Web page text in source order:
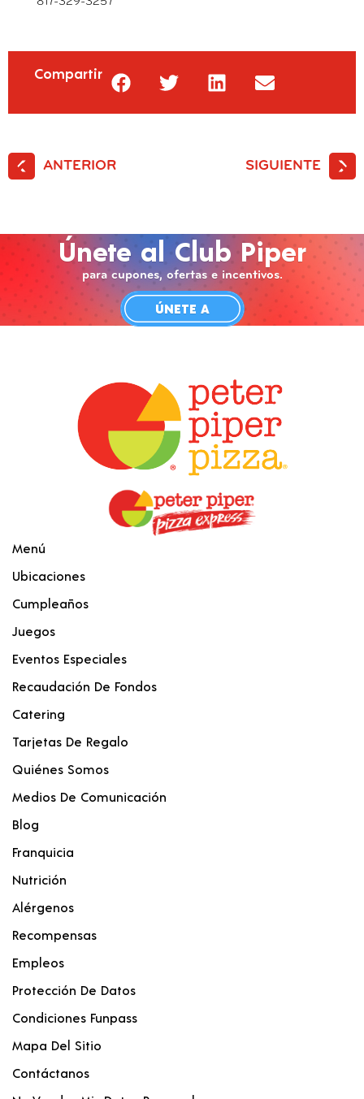
Compartir
ANTERIOR SIGUIENTE
Únete al Club Piper
para cupones, ofertas e incentivos.
ÚNETE A
Menú
Ubicaciones
Cumpleaños
Juegos
Eventos Especiales
Recaudación De Fondos
Catering
Tarjetas De Regalo
Quiénes Somos
Medios De Comunicación
Blog
Franquicia
Nutrición
Alérgenos
Recompensas
Empleos
Protección De Datos
Condiciones Funpass
Mapa Del Sitio
Contáctanos